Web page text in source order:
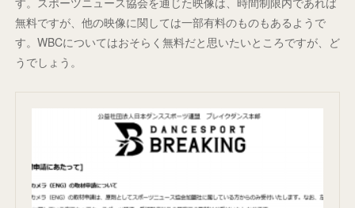
無料ですが、他の映像に関しては一部有料のものもあるようで
す。WBCについてはおそらく無料だと思いたいところですが、ど
うでしょう。